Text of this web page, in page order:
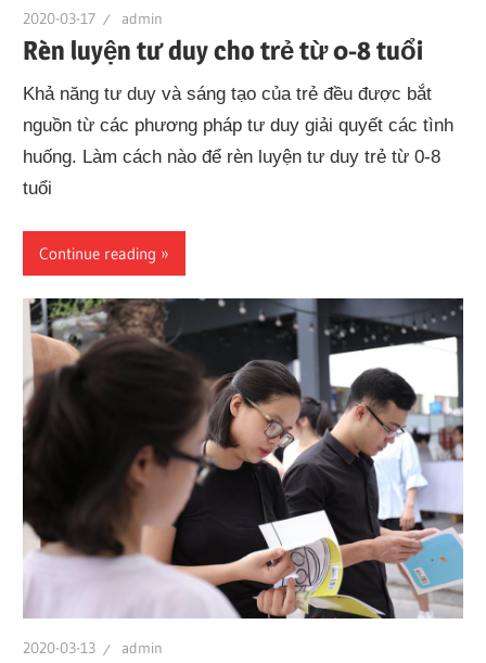
2020-03-17 admin
Rèn luyện tư duy cho trẻ từ 0-8 tuổi
Khả năng tư duy và sáng tạo của trẻ đều được bắt
nguồn từ các phương pháp tư duy giải quyết các tình
huống. Làm cách nào để rèn luyện tư duy trẻ từ 0-8
tuổi
Continue reading
2020-03-13 admin